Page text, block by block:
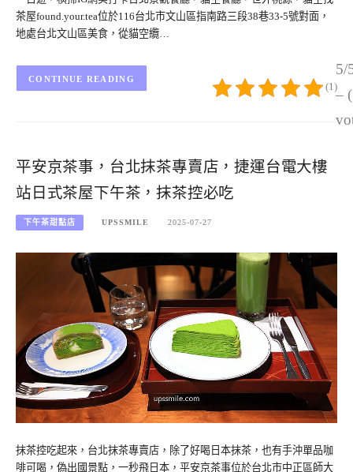
茶屋found.your.tea位於116台北市文山區指南路三段38巷33-5號對面，
地處台北文山區美食，從貓空纜…
5/
–
(1)
CONTINUE READING
平安京茶事，台北抹茶專賣店，捷運台電大樓
站日式茶屋下午茶，抹茶控必吃
下午茶甜點店 UPSSMILE 2025-07-27
抹茶控吃起來，台北抹茶專賣店，除了好喝日本抹茶，也有手沖單品咖
啡可喝，偽出國景點，一秒飛日本，平安京茶事位於台北市中正區師大